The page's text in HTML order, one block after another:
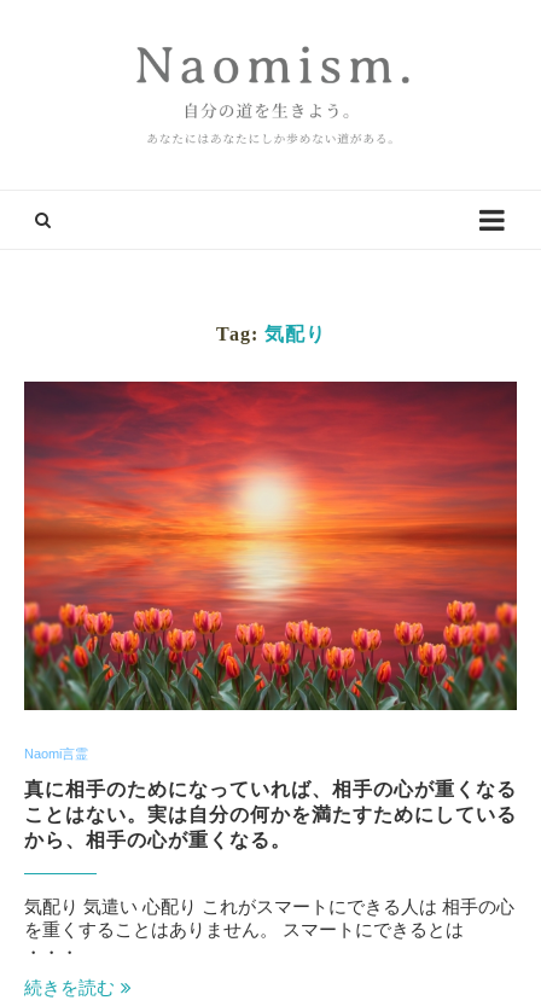
Tag: 気配り
Naomi言霊
真に相手のためになっていれば、相手の心が重くなる
ことはない。実は自分の何かを満たすためにしている
から、相手の心が重くなる。
気配り 気遣い 心配り これがスマートにできる人は 相手の心
を重くすることはありません。 スマートにできるとは
・・・
続きを読む